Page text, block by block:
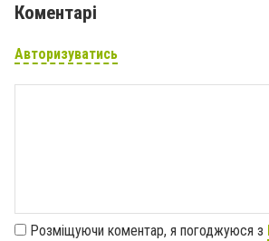
Коментарі
Авторизуватись
Розміщуючи коментар, я погоджуюся з